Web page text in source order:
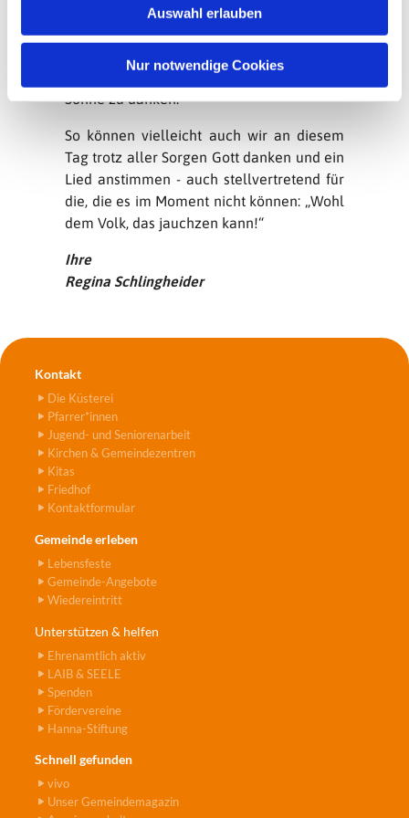
Auswahl erlauben
Nur notwendige Cookies
einen Berberstamm, wo der Älteste jeden
Morgen bei Tagesanbruch auf einen Hügel
noch schlafen, Gott für die aufgehende
Sonne zu danken.
So können vielleicht auch wir an diesem
Tag trotz aller Sorgen Gott danken und ein
Lied anstimmen - auch stellvertretend für
die, die es im Moment nicht können: „Wohl
dem Volk, das jauchzen kann!“
Ihre
Regina Schlingheider
Kontakt
Die Küsterei
Pfarrer*innen
Jugend- und Seniorenarbeit
Kirchen & Gemeindezentren
Kitas
Friedhof
Kontaktformular
Gemeinde erleben
Lebensfeste
Gemeinde-Angebote
Wiedereintritt
Unterstützen & helfen
Ehrenamtlich aktiv
LAIB & SEELE
Spenden
Fördervereine
Hanna-Stiftung
Schnell gefunden
vivo
Unser Gemeindemagazin